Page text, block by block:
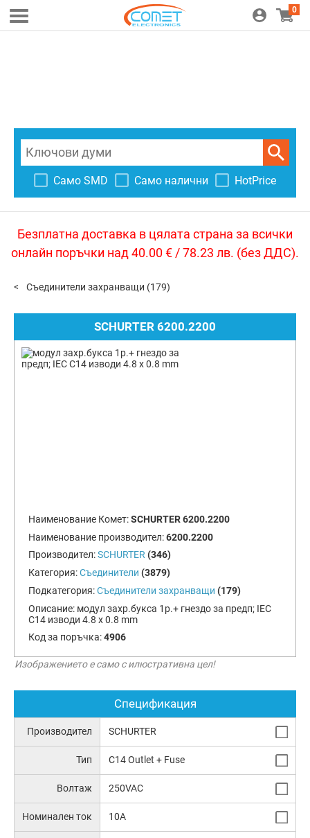
0
Само SMD Само налични HotPrice
Безплатна доставка в цялата страна за всички
онлайн поръчки над 40.00 € / 78.23 лв. (без ДДС).
Съединители захранващи (179)
SCHURTER 6200.2200
Наименование Комет:SCHURTER 6200.2200
Наименование производител:6200.2200
Производител:SCHURTER (346)
Категория:Съединители (3879)
Подкатегория:Съединители захранващи (179)
Описание: модул захр.букса 1р.+ гнездо за предп; IEC
C14 изводи 4.8 x 0.8 mm
Код за поръчка:4906
Изображението е само с илюстративна цел!
Спецификация
Производител SCHURTER
Тип C14 Outlet + Fuse
Волтаж 250VAC
Номинален ток 10A